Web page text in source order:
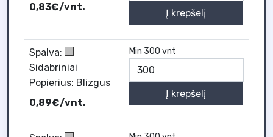
0,83€/vnt.
Į krepšelį
Spalva:
Sidabriniai
Popierius: Blizgus
0,89€/vnt.
Min 300 vnt
Į krepšelį